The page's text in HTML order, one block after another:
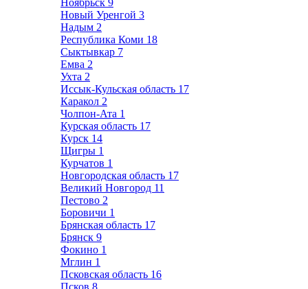
Ноябрьск 9
Новый Уренгой 3
Надым 2
Республика Коми 18
Сыктывкар 7
Емва 2
Ухта 2
Иссык-Кульская область 17
Каракол 2
Чолпон-Ата 1
Курская область 17
Курск 14
Щигры 1
Курчатов 1
Новгородская область 17
Великий Новгород 11
Пестово 2
Боровичи 1
Брянская область 17
Брянск 9
Фокино 1
Мглин 1
Псковская область 16
Псков 8